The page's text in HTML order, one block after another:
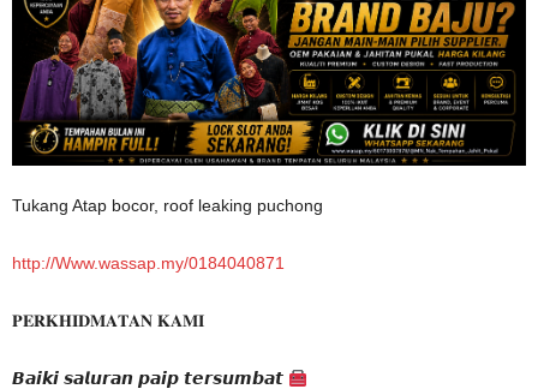
Tukang Atap bocor, roof leaking puchong
http://Www.wassap.my/0184040871
𝐏𝐄𝐑𝐊𝐇𝐈𝐃𝐌𝐀𝐓𝐀𝐍 𝐊𝐀𝐌𝐈
𝘽𝙖𝙞𝙠𝙞 𝙨𝙖𝙡𝙪𝙧𝙖𝙣 𝙥𝙖𝙞𝙥 𝙩𝙚𝙧𝙨𝙪𝙢𝙗𝙖𝙩